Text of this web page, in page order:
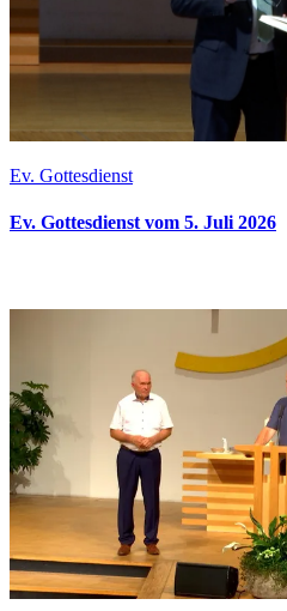
Ev. Gottesdienst
Ev. Gottesdienst vom 5. Juli 2026